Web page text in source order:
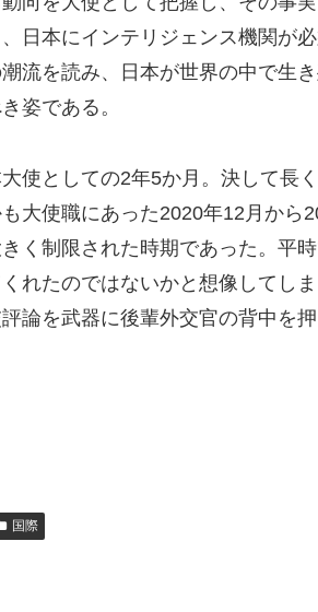
日本にインテリジェンス機関が
流を読み、日本が世界の中で生
姿である。
使としての2年5か月。決して長
大使職にあった2020年12月から
く制限された時期であった。平
れたのではないかと想像してし
論を武器に後輩外交官の背中を
国際